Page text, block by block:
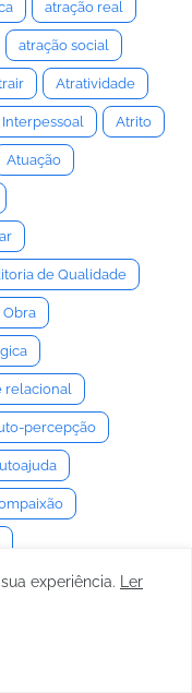
atração real
atração social
Atratividade
Atrito
Atuação
de Qualidade
Obra
relacional
percepção
inabalável
experiência.
Ler